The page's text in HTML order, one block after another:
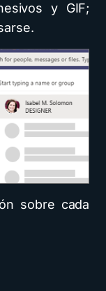
y GIF;
sobre cada